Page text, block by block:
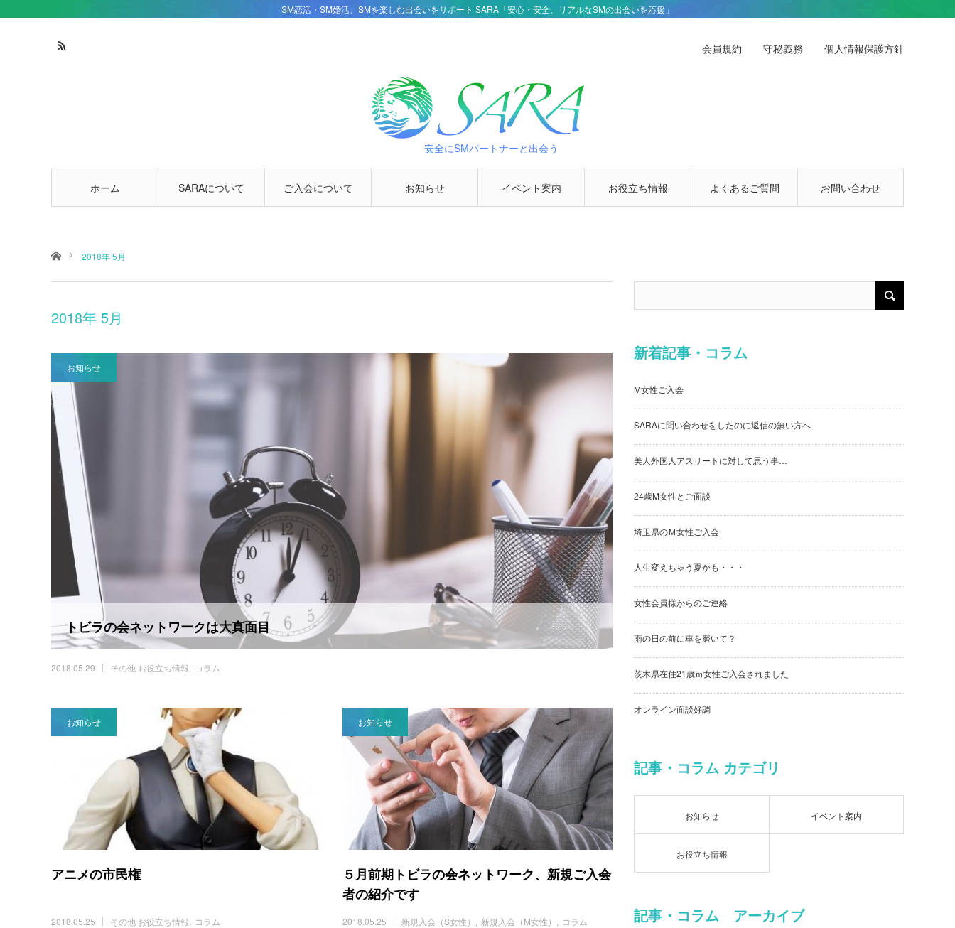
SM恋活・SM婚活、SMを楽しむ出会いをサポート SARA「安心・安全、リアルなSMの出会いを応援」
安全にSMパートナーと出会う
ホーム SARAについて ご入会について お知らせ イベント案内 お役立ち情報 よくあるご質問 お問い合わせ
会員規約 守秘義務 個人情報保護方針
ホーム2018年 5月
2018年 5月
お知らせ
トビラの会ネットワークは大真面目
2018.05.29 その他 お役立ち情報 コラム
お知らせ
アニメの市民権
2018.05.25 その他 お役立ち情報 コラム
お知らせ
５月前期トビラの会ネットワーク、新規ご入会
者の紹介です
2018.05.25 新規入会（S女性） 新規入会（M女性） コラム
新着記事・コラム
M女性ご入会
SARAに問い合わせをしたのに返信の無い方へ
美人外国人アスリートに対して思う事…
24歳M女性とご面談
埼玉県のＭ女性ご入会
人生変えちゃう夏かも・・・
女性会員様からのご連絡
雨の日の前に車を磨いて？
茨木県在住21歳ｍ女性ご入会されました
オンライン面談好調
記事・コラム カテゴリ
お知らせ イベント案内
お役立ち情報
記事・コラム アーカイブ